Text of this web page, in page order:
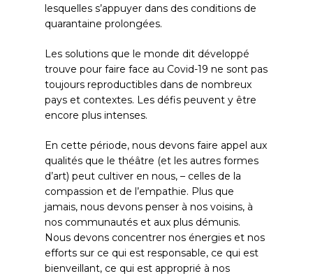
lesquelles s’appuyer dans des conditions de
quarantaine prolongées.
Les solutions que le monde dit développé
trouve pour faire face au Covid-19 ne sont pas
toujours reproductibles dans de nombreux
pays et contextes. Les défis peuvent y être
encore plus intenses.
En cette période, nous devons faire appel aux
qualités que le théâtre (et les autres formes
d’art) peut cultiver en nous, – celles de la
compassion et de l’empathie. Plus que
jamais, nous devons penser à nos voisins, à
nos communautés et aux plus démunis.
Nous devons concentrer nos énergies et nos
efforts sur ce qui est responsable, ce qui est
bienveillant, ce qui est approprié à nos